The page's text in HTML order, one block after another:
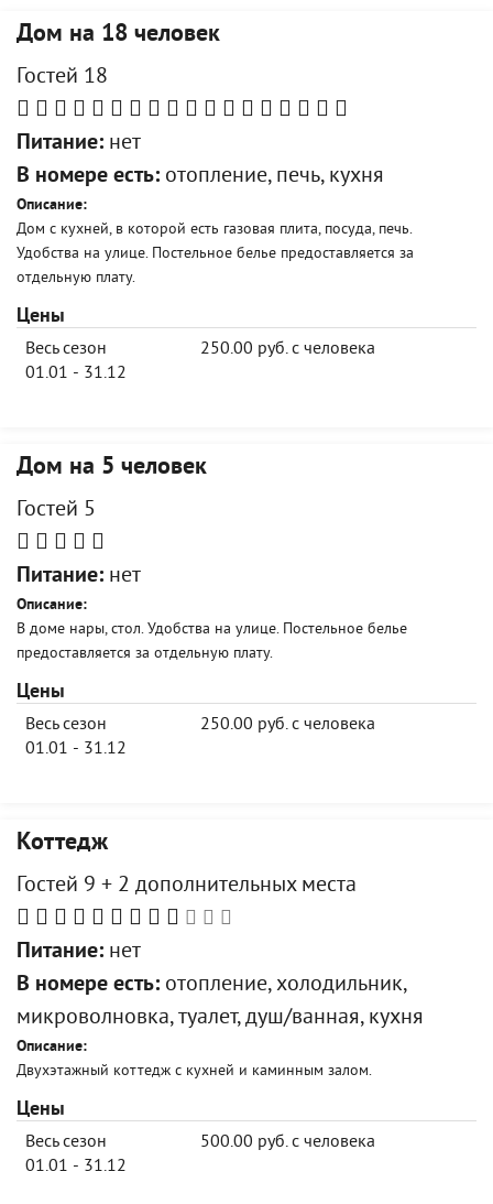
Дом на 18 человек
Гостей 18
Питание: нет
В номере есть: отопление, печь, кухня
Описание:
Дом с кухней, в которой есть газовая плита, посуда, печь.
Удобства на улице. Постельное белье предоставляется за
отдельную плату.
Цены
Весь сезон
01.01 - 31.12
250.00 руб. с человека
Дом на 5 человек
Гостей 5
Питание: нет
Описание:
В доме нары, стол. Удобства на улице. Постельное белье
предоставляется за отдельную плату.
Цены
Весь сезон
01.01 - 31.12
250.00 руб. с человека
Коттедж
Гостей 9 + 2 дополнительных места
Питание: нет
В номере есть: отопление, холодильник,
микроволновка, туалет, душ/ванная, кухня
Описание:
Двухэтажный коттедж с кухней и каминным залом.
Цены
Весь сезон
01.01 - 31.12
500.00 руб. с человека